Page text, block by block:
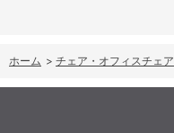
ホーム > チェア・オフィスチェア